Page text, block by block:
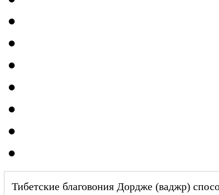
Тибетские благовония Дордже (ваджр)